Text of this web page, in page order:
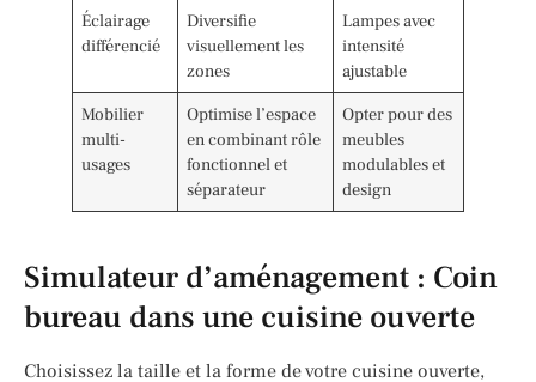
Éclairage
différencié
Diversifie
visuellement les
zones
Lampes avec
intensité
ajustable
Mobilier
multi-
usages
Optimise l’espace
en combinant rôle
fonctionnel et
séparateur
Opter pour des
meubles
modulables et
design
Simulateur d’aménagement : Coin
bureau dans une cuisine ouverte
Choisissez la taille et la forme de votre cuisine ouverte,